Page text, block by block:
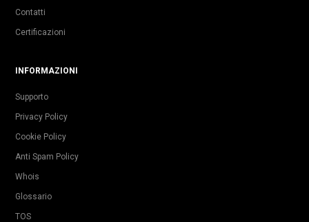
Contatti
Certificazioni
INFORMAZIONI
Supporto
Privacy Policy
Cookie Policy
Anti Spam Policy
Whois
Glossario
TOS